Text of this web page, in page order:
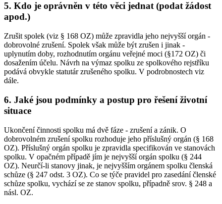
5. Kdo je oprávněn v této věci jednat (podat žádost
apod.)
Zrušit spolek (viz § 168 OZ) může zpravidla jeho nejvyšší orgán -
dobrovolné zrušení. Spolek však může být zrušen i jinak -
uplynutím doby, rozhodnutím orgánu veřejné moci (§172 OZ) či
dosažením účelu. Návrh na výmaz spolku ze spolkového rejstříku
podává obvykle statutár zrušeného spolku. V podrobnostech viz
dále.
6. Jaké jsou podmínky a postup pro řešení životní
situace
Ukončení činnosti spolku má dvě fáze - zrušení a zánik. O
dobrovolném zrušení spolku rozhoduje jeho příslušný orgán (§ 168
OZ). Příslušný orgán spolku je zpravidla specifikován ve stanovách
spolku. V opačném případě jím je nejvyšší orgán spolku (§ 244
OZ). Neurčí-li stanovy jinak, je nejvyšším orgánem spolku členská
schůze (§ 247 odst. 3 OZ). Co se týče pravidel pro zasedání členské
schůze spolku, vychází se ze stanov spolku, případně srov. § 248 a
násl. OZ.